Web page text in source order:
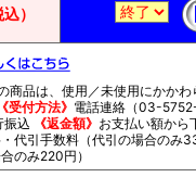
）
品は、使用／未使用にかかわ
《受付方法》 電話連絡（03-
振込 《返金額》 お支払い額から
代引手数料（代引の場合のみ
のみ220円）